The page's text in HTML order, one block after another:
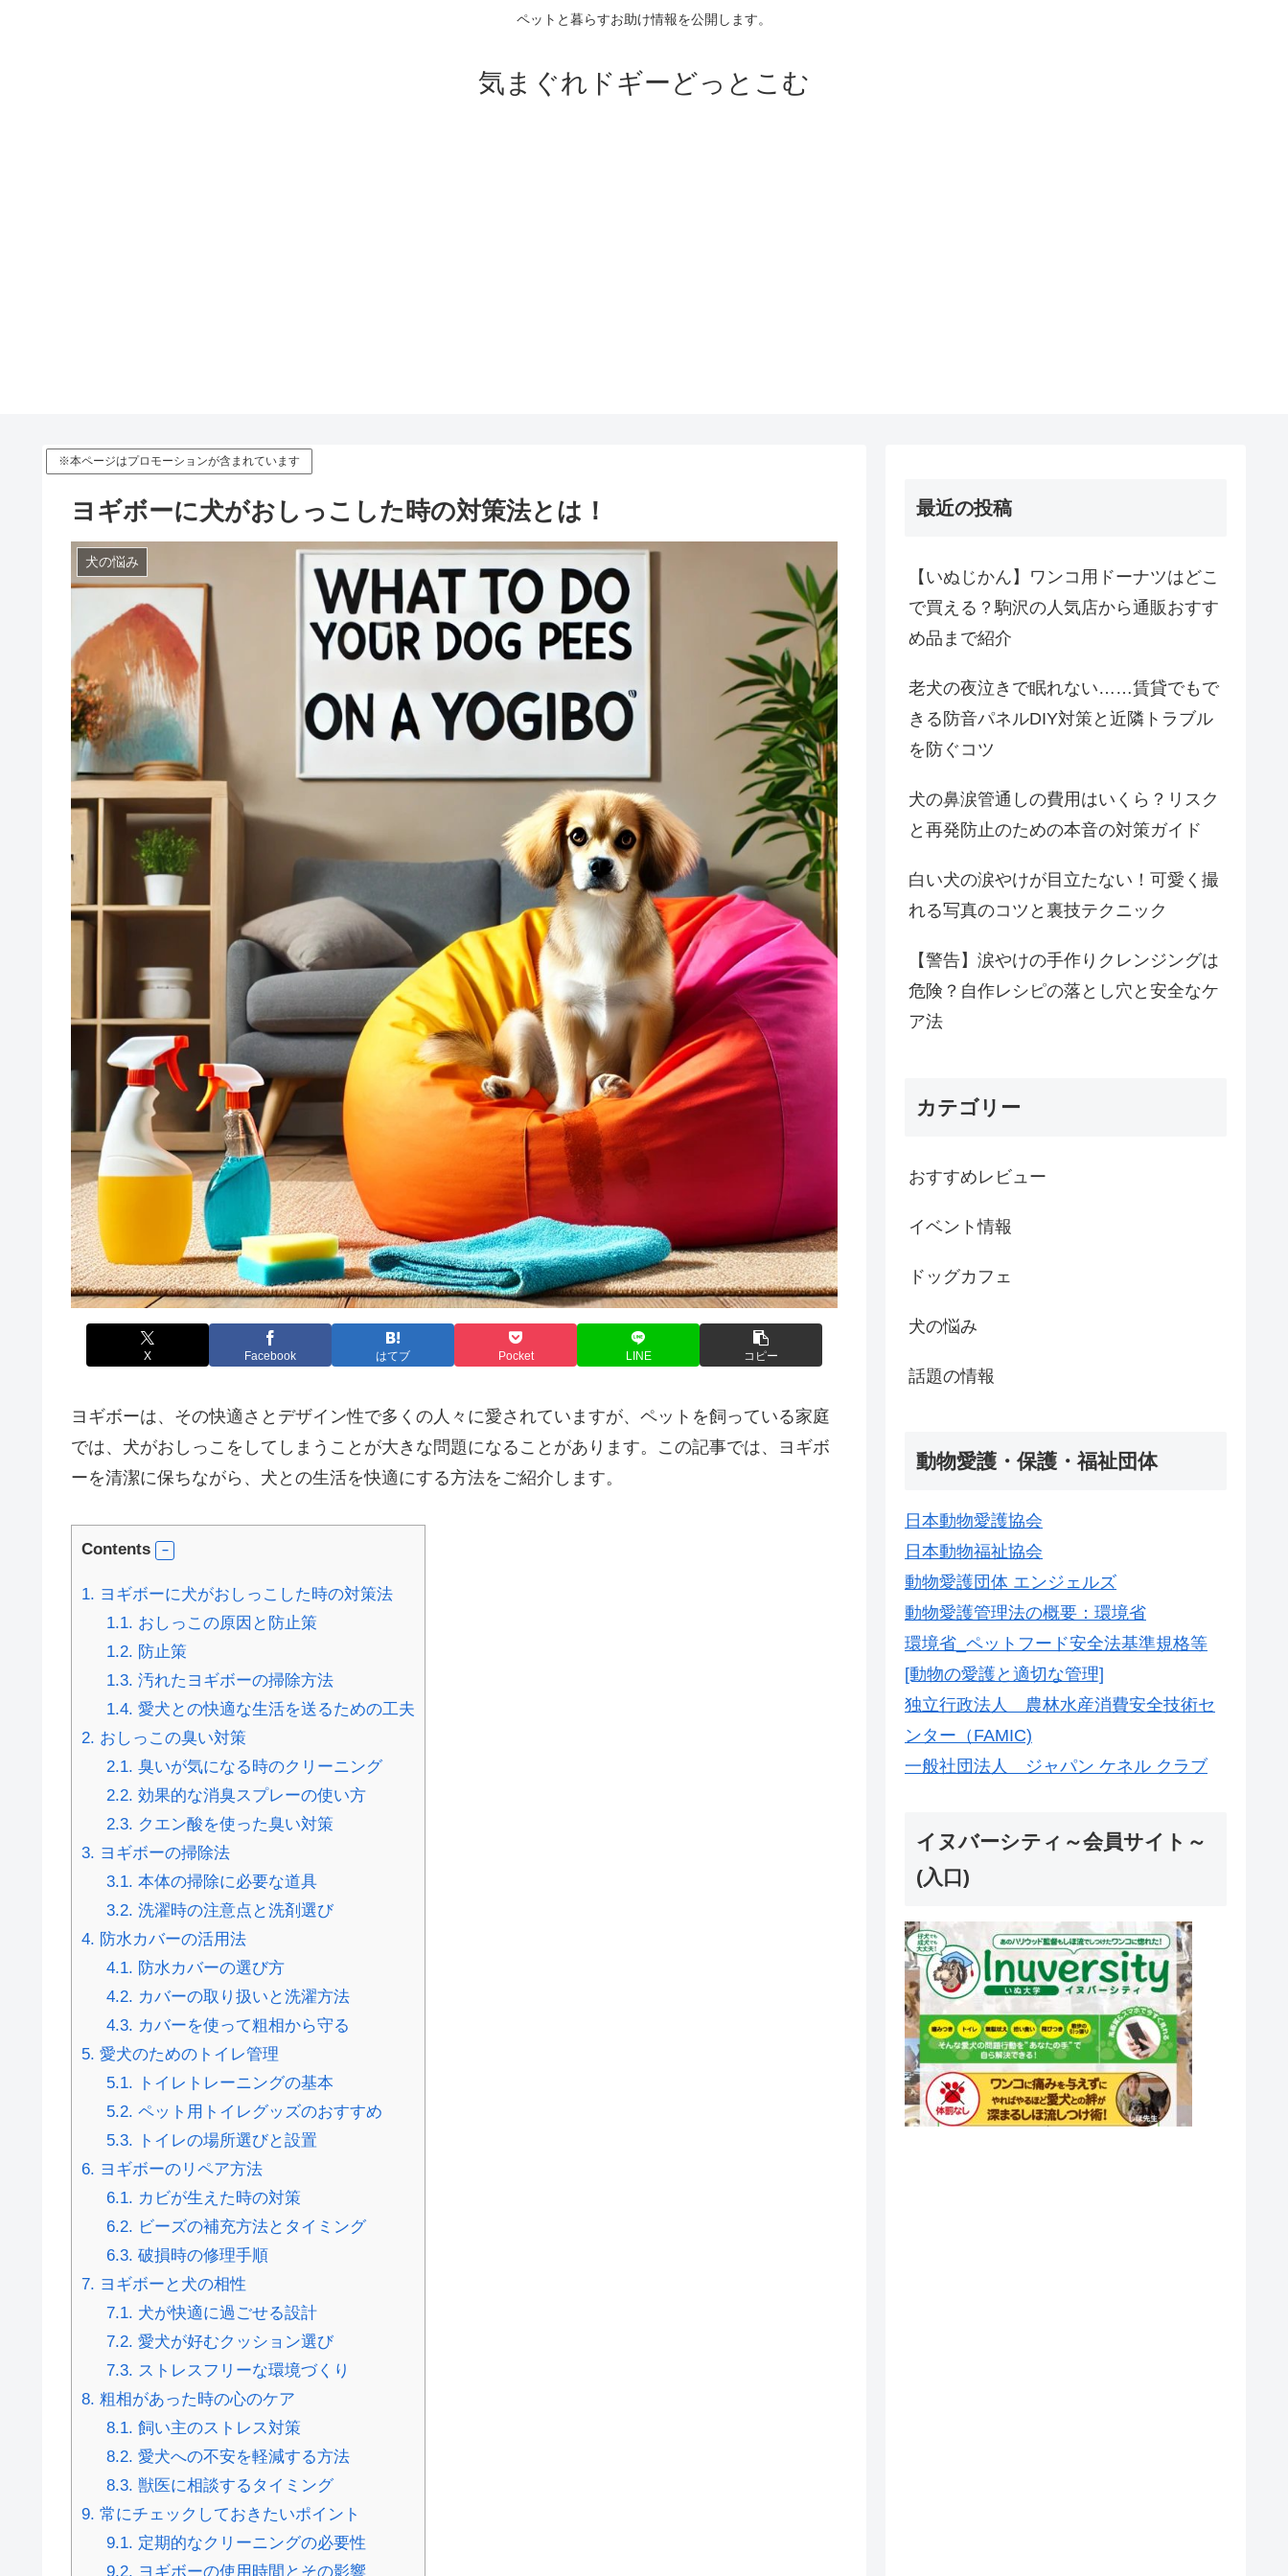
ペットと暮らすお助け情報を公開します。
気まぐれドギーどっとこむ
※本ページはプロモーションが含まれています
ヨギボーに犬がおしっこした時の対策法とは！
犬の悩み
X Facebook はてブ Pocket LINE コピー
ヨギボーは、その快適さとデザイン性で多くの人々に愛されていますが、ペットを飼っている家庭
では、犬がおしっこをしてしまうことが大きな問題になることがあります。この記事では、ヨギボ
ーを清潔に保ちながら、犬との生活を快適にする方法をご紹介します。
Contents
1. ヨギボーに犬がおしっこした時の対策法
1.1. おしっこの原因と防止策
1.2. 防止策
1.3. 汚れたヨギボーの掃除方法
1.4. 愛犬との快適な生活を送るための工夫
2. おしっこの臭い対策
2.1. 臭いが気になる時のクリーニング
2.2. 効果的な消臭スプレーの使い方
2.3. クエン酸を使った臭い対策
3. ヨギボーの掃除法
3.1. 本体の掃除に必要な道具
3.2. 洗濯時の注意点と洗剤選び
4. 防水カバーの活用法
4.1. 防水カバーの選び方
4.2. カバーの取り扱いと洗濯方法
4.3. カバーを使って粗相から守る
5. 愛犬のためのトイレ管理
5.1. トイレトレーニングの基本
5.2. ペット用トイレグッズのおすすめ
5.3. トイレの場所選びと設置
6. ヨギボーのリペア方法
6.1. カビが生えた時の対策
6.2. ビーズの補充方法とタイミング
6.3. 破損時の修理手順
7. ヨギボーと犬の相性
7.1. 犬が快適に過ごせる設計
7.2. 愛犬が好むクッション選び
7.3. ストレスフリーな環境づくり
8. 粗相があった時の心のケア
8.1. 飼い主のストレス対策
8.2. 愛犬への不安を軽減する方法
8.3. 獣医に相談するタイミング
9. 常にチェックしておきたいポイント
9.1. 定期的なクリーニングの必要性
9.2. ヨギボーの使用時間とその影響
最近の投稿
【いぬじかん】ワンコ用ドーナツはどこ
で買える？駒沢の人気店から通販おすす
め品まで紹介
老犬の夜泣きで眠れない……賃貸でもで
きる防音パネルDIY対策と近隣トラブル
を防ぐコツ
犬の鼻涙管通しの費用はいくら？リスク
と再発防止のための本音の対策ガイド
白い犬の涙やけが目立たない！可愛く撮
れる写真のコツと裏技テクニック
【警告】涙やけの手作りクレンジングは
危険？自作レシピの落とし穴と安全なケ
ア法
カテゴリー
おすすめレビュー
イベント情報
ドッグカフェ
犬の悩み
話題の情報
動物愛護・保護・福祉団体
日本動物愛護協会
日本動物福祉協会
動物愛護団体 エンジェルズ
動物愛護管理法の概要：環境省
環境省_ペットフード安全法基準規格等
[動物の愛護と適切な管理]
独立行政法人 農林水産消費安全技術セ
ンター（FAMIC)
一般社団法人 ジャパン ケネル クラブ
イヌバーシティ～会員サイト～
(入口)